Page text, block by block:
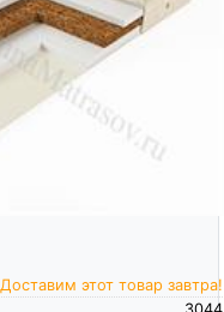
Доставим этот товар завтра!